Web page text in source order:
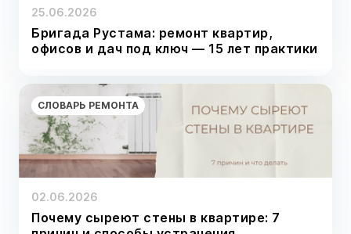
25.06.2026
Бригада Рустама: ремонт квартир,
офисов и дач под ключ — 15 лет практики
СЛОВАРЬ РЕМОНТА
02.06.2026
Почему сыреют стены в квартире: 7